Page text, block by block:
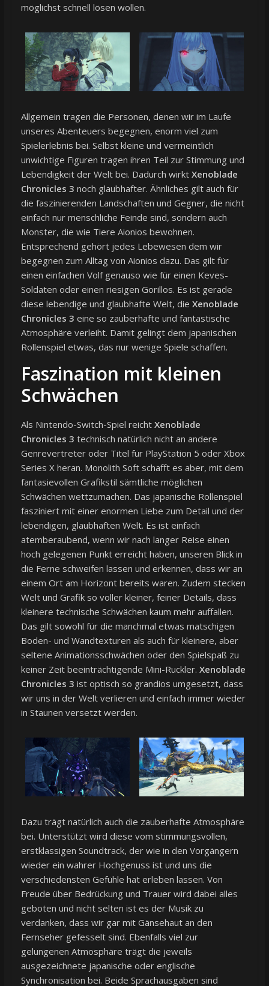
möglichst schnell lösen wollen.
Allgemein tragen die Personen, denen wir im Laufe
unseres Abenteuers begegnen, enorm viel zum
Spielerlebnis bei. Selbst kleine und vermeintlich
unwichtige Figuren tragen ihren Teil zur Stimmung und
Lebendigkeit der Welt bei. Dadurch wirkt Xenoblade
Chronicles 3 noch glaubhafter. Ähnliches gilt auch für
die faszinierenden Landschaften und Gegner, die nicht
einfach nur menschliche Feinde sind, sondern auch
Monster, die wie Tiere Aionios bewohnen.
Entsprechend gehört jedes Lebewesen dem wir
begegnen zum Alltag von Aionios dazu. Das gilt für
einen einfachen Volf genauso wie für einen Keves-
Soldaten oder einen riesigen Gorillos. Es ist gerade
diese lebendige und glaubhafte Welt, die Xenoblade
Chronicles 3 eine so zauberhafte und fantastische
Atmosphäre verleiht. Damit gelingt dem japanischen
Rollenspiel etwas, das nur wenige Spiele schaffen.
Faszination mit kleinen
Schwächen
Als Nintendo-Switch-Spiel reicht Xenoblade
Chronicles 3 technisch natürlich nicht an andere
Genrevertreter oder Titel für PlayStation 5 oder Xbox
Series X heran. Monolith Soft schafft es aber, mit dem
fantasievollen Grafikstil sämtliche möglichen
Schwächen wettzumachen. Das japanische Rollenspiel
fasziniert mit einer enormen Liebe zum Detail und der
lebendigen, glaubhaften Welt. Es ist einfach
atemberaubend, wenn wir nach langer Reise einen
hoch gelegenen Punkt erreicht haben, unseren Blick in
die Ferne schweifen lassen und erkennen, dass wir an
einem Ort am Horizont bereits waren. Zudem stecken
Welt und Grafik so voller kleiner, feiner Details, dass
kleinere technische Schwächen kaum mehr auffallen.
Das gilt sowohl für die manchmal etwas matschigen
Boden- und Wandtexturen als auch für kleinere, aber
seltene Animationsschwächen oder den Spielspaß zu
keiner Zeit beeinträchtigende Mini-Ruckler. Xenoblade
Chronicles 3 ist optisch so grandios umgesetzt, dass
wir uns in der Welt verlieren und einfach immer wieder
in Staunen versetzt werden.
Dazu trägt natürlich auch die zauberhafte Atmosphäre
bei. Unterstützt wird diese vom stimmungsvollen,
erstklassigen Soundtrack, der wie in den Vorgängern
wieder ein wahrer Hochgenuss ist und uns die
verschiedensten Gefühle hat erleben lassen. Von
Freude über Bedrückung und Trauer wird dabei alles
geboten und nicht selten ist es der Musik zu
verdanken, dass wir gar mit Gänsehaut an den
Fernseher gefesselt sind. Ebenfalls viel zur
gelungenen Atmosphäre trägt die jeweils
ausgezeichnete japanische oder englische
Synchronisation bei. Beide Sprachausgaben sind